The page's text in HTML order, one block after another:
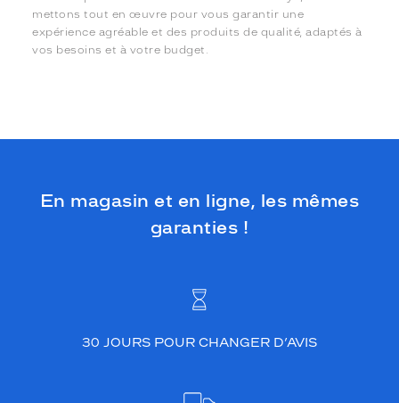
mettons tout en œuvre pour vous garantir une
expérience agréable et des produits de qualité, adaptés à
vos besoins et à votre budget.
En magasin et en ligne, les mêmes
garanties !
30 JOURS POUR CHANGER D’AVIS